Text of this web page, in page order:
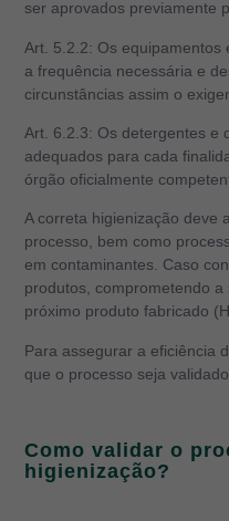
ser aprovados previamente
Art. 5.2.2: Os equipamentos
a frequência necessária e
circunstâncias assim o
Art. 6.2.3: Os detergentes e
adequados para cada
órgão oficialmente
A correta higienização deve
processo, bem como
em contaminantes. Caso
produtos, comprometendo
próximo produto fabricado
Para assegurar a eficiência
que o processo seja validado.
Como validar o
higienização?